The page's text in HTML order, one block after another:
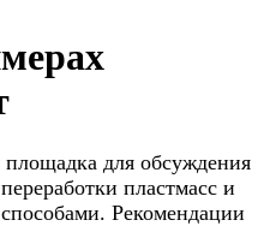
для обсуждения
пластмасс и
Рекомендации